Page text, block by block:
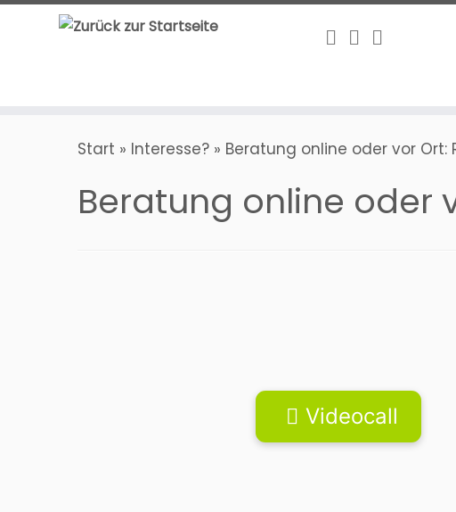
Zum
Start » Interesse? » Beratung online oder vor Ort:
Beratung online oder
Videocall